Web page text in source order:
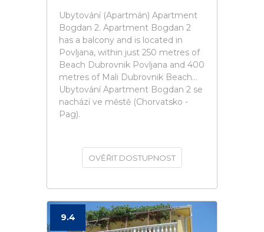
Ubytování (Apartmán) Apartment
Bogdan 2. Apartment Bogdan 2
has a balcony and is located in
Povljana, within just 250 metres of
Beach Dubrovnik Povljana and 400
metres of Mali Dubrovnik Beach...
Ubytování Apartment Bogdan 2 se
nachází ve městě (Chorvatsko -
Pag).
OVĚŘIT DOSTUPNOST
9.4